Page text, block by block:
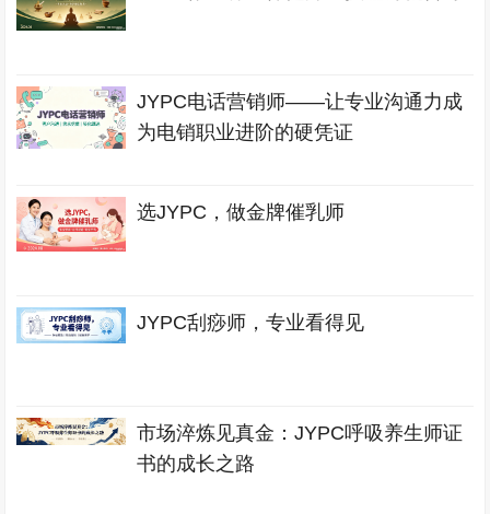
JYPC电话营销师——让专业沟通力成
为电销职业进阶的硬凭证
选JYPC，做金牌催乳师
JYPC刮痧师，专业看得见
市场淬炼见真金：JYPC呼吸养生师证
书的成长之路